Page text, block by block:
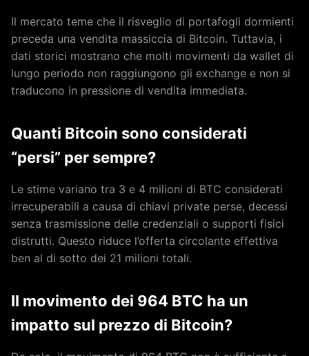
Il mercato teme che il risveglio di portafogli dormienti
preceda una vendita massiccia di Bitcoin. Tuttavia, i
dati storici mostrano che molti movimenti da wallet di
lungo periodo non raggiungono gli exchange e non si
traducono in pressione di vendita immediata.
Quanti Bitcoin sono considerati
“persi” per sempre?
Le stime variano tra 3 e 4 milioni di BTC considerati
irrecuperabili a causa di chiavi private perse, decessi
senza trasmissione delle credenziali o supporti fisici
distrutti. Questo riduce l’offerta circolante effettiva
ben al di sotto dei 21 milioni totali.
Il movimento dei 964 BTC ha un
impatto sul prezzo di Bitcoin?